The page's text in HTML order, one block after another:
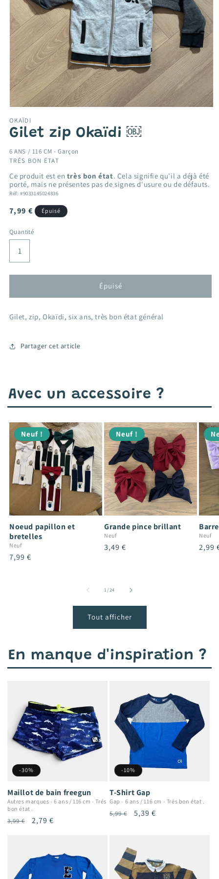
le
média
1
dans
fenêtre
modale
OKAÏDI
Gilet zip Okaïdi ￼
6 ANS / 116 CM -Garçon
TRÉS BON ÉTAT
Ce produit est en très bon état. Cela signifie qu'il a déjà été
porté, mais ne présentes pas de signes d'usure ou de défauts.
Réf: #9033145024836
Prix
7,99 € Épuisé
Quantité
Épuisé
Gilet, zip, Okaïdi, six ans, très bon état général
Partager cet article
Avec un accessoire ?
Neuf !
Noeud papillon et
bretelles
Neuf
Prix
7,99 €
Neuf !
Grande pince brillant
Neuf
Prix
3,49 €
Neuf
Prix
2,99
1/de
24
Tout afficher
En manque d'inspiration ?
-30%
Maillot de bain freegun
Autres marques -6 ans / 116 cm -Trés
bon état .
Prix
3,99 €
Prix
2,79 €
-10%
T-Shirt Gap
Gap - 6 ans / 116 cm - Trés bon état .
Prix
5,99 €
Prix
5,39 €